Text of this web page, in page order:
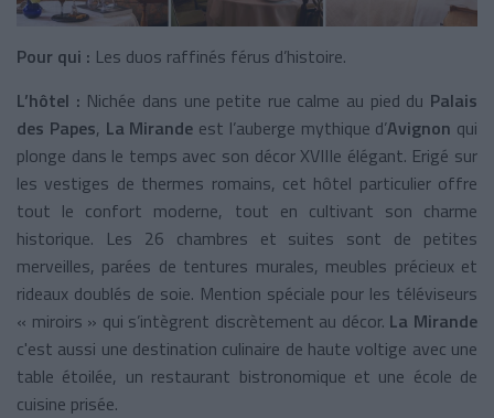
Pour qui : Les duos raffinés férus d’histoire.
L’hôtel : Nichée dans une petite rue calme au pied du Palais
des Papes, La Mirande est l’auberge mythique d’Avignon qui
plonge dans le temps avec son décor XVIIIe élégant. Erigé sur
les vestiges de thermes romains, cet hôtel particulier offre
tout le confort moderne, tout en cultivant son charme
historique. Les 26 chambres et suites sont de petites
merveilles, parées de tentures murales, meubles précieux et
rideaux doublés de soie. Mention spéciale pour les téléviseurs
« miroirs » qui s’intègrent discrètement au décor. La Mirande
c'est aussi une destination culinaire de haute voltige avec une
table étoilée, un restaurant bistronomique et une école de
cuisine prisée.